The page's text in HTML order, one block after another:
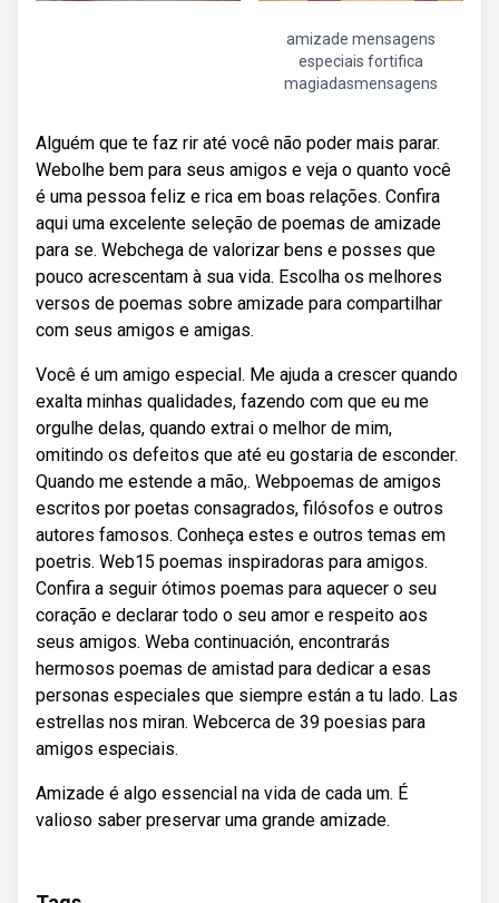
amizade mensagens
especiais fortifica
magiadasmensagens
Alguém que te faz rir até você não poder mais parar.
Webolhe bem para seus amigos e veja o quanto você
é uma pessoa feliz e rica em boas relações. Confira
aqui uma excelente seleção de poemas de amizade
para se. Webchega de valorizar bens e posses que
pouco acrescentam à sua vida. Escolha os melhores
versos de poemas sobre amizade para compartilhar
com seus amigos e amigas.
Você é um amigo especial. Me ajuda a crescer quando
exalta minhas qualidades, fazendo com que eu me
orgulhe delas, quando extrai o melhor de mim,
omitindo os defeitos que até eu gostaria de esconder.
Quando me estende a mão,. Webpoemas de amigos
escritos por poetas consagrados, filósofos e outros
autores famosos. Conheça estes e outros temas em
poetris. Web15 poemas inspiradoras para amigos.
Confira a seguir ótimos poemas para aquecer o seu
coração e declarar todo o seu amor e respeito aos
seus amigos. Weba continuación, encontrarás
hermosos poemas de amistad para dedicar a esas
personas especiales que siempre están a tu lado. Las
estrellas nos miran. Webcerca de 39 poesias para
amigos especiais.
Amizade é algo essencial na vida de cada um. É
valioso saber preservar uma grande amizade.